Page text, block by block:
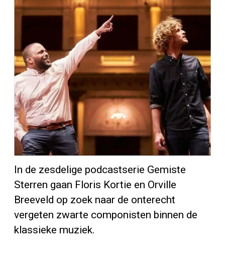
In de zesdelige podcastserie Gemiste
Sterren gaan Floris Kortie en Orville
Breeveld op zoek naar de onterecht
vergeten zwarte componisten binnen de
klassieke muziek.